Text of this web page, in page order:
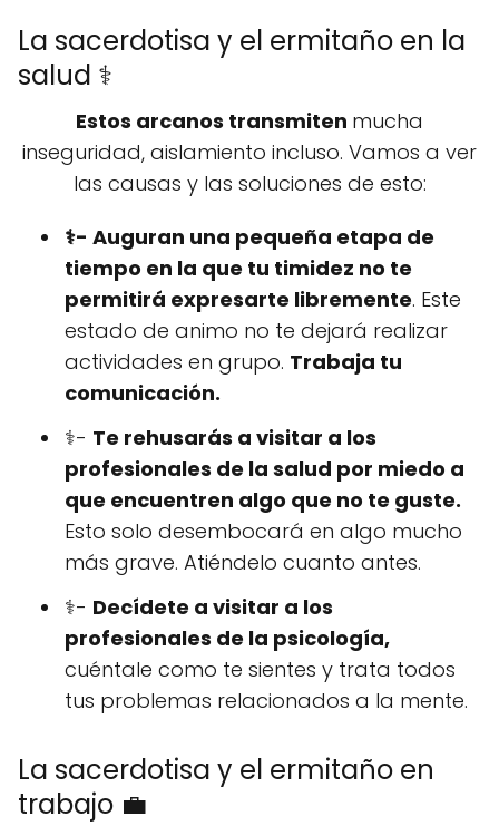
La sacerdotisa y el ermitaño en la
salud ⚕️
Estos arcanos transmiten mucha
inseguridad, aislamiento incluso. Vamos a ver
las causas y las soluciones de esto:
⚕️- Auguran una pequeña etapa de
tiempo en la que tu timidez no te
permitirá expresarte libremente. Este
estado de animo no te dejará realizar
actividades en grupo. Trabaja tu
comunicación.
⚕️- Te rehusarás a visitar a los
profesionales de la salud por miedo a
que encuentren algo que no te guste.
Esto solo desembocará en algo mucho
más grave. Atiéndelo cuanto antes.
⚕️- Decídete a visitar a los
profesionales de la psicología,
cuéntale como te sientes y trata todos
tus problemas relacionados a la mente.
La sacerdotisa y el ermitaño en
trabajo 💼